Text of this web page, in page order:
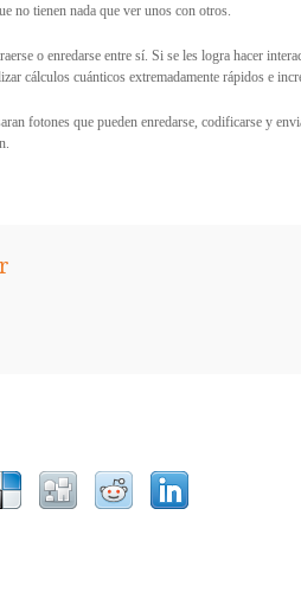
no tienen nada que ver unos con otros.
o enredarse entre sí. Si se les logra hacer
cálculos cuánticos extremadamente rápidos e
fotones que pueden enredarse, codificarse y